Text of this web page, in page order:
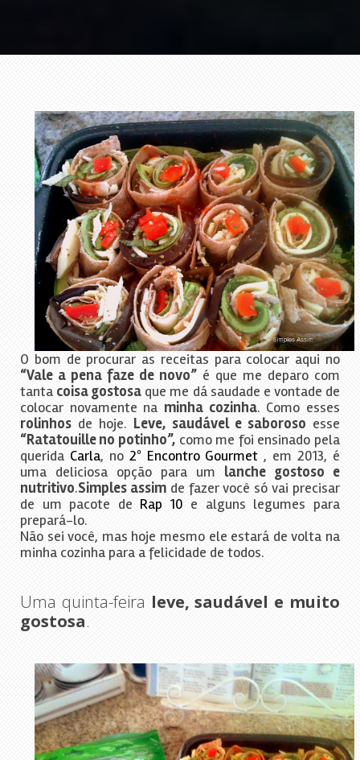
O bom de procurar as receitas para colocar aqui no
“Vale a pena faze de novo” é que me deparo com
tanta coisa gostosa que me dá saudade e vontade de
colocar novamente na minha cozinha. Como esses
rolinhosde hoje. Leve, saudável e saboroso esse
“Ratatouille no potinho”, como me foi ensinado pela
querida Carla, no2º Encontro Gourmet, em 2013, é
uma deliciosa opção para um lanche gostoso e
nutritivo.Simples assimde fazer você só vai precisar
de um pacote de Rap 10 e alguns legumes para
prepará-lo.
Não sei você, mas hoje mesmo ele estará de volta na
minha cozinha para a felicidade de todos.
Uma quinta-feira leve, saudável e muito
gostosa.